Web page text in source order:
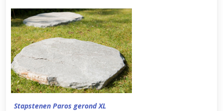
Stapstenen Paros gerond XL